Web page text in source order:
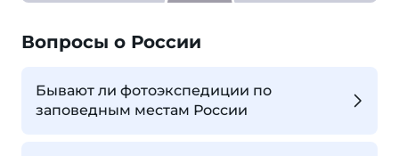
Вопросы о России
Бывают ли фотоэкспедиции по
заповедным местам России